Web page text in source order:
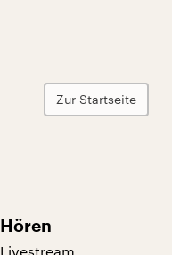
Zur Startseite
Hören
Livestream